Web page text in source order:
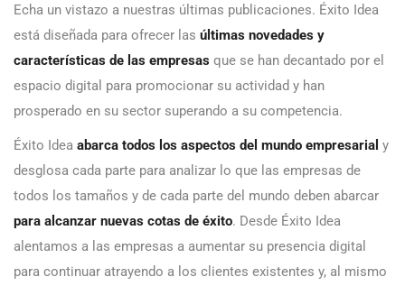
Echa un vistazo a nuestras últimas publicaciones. Éxito Idea
está diseñada para ofrecer las últimas novedades y
características de las empresas que se han decantado por el
espacio digital para promocionar su actividad y han
prosperado en su sector superando a su competencia.
Éxito Idea abarca todos los aspectos del mundo empresarial y
desglosa cada parte para analizar lo que las empresas de
todos los tamaños y de cada parte del mundo deben abarcar
para alcanzar nuevas cotas de éxito. Desde Éxito Idea
alentamos a las empresas a aumentar su presencia digital
para continuar atrayendo a los clientes existentes y, al mismo